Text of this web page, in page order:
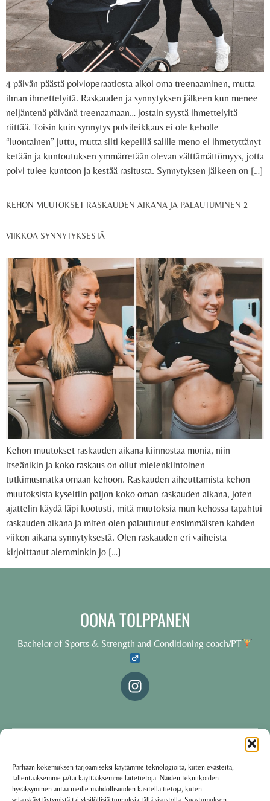
Parhaan kokemuksen tarjoamiseksi käytämme teknologioita, kuten evästeitä,
tallentaaksemme ja/tai käyttääksemme laitetietoja. Näiden tekniikoiden
hyväksyminen antaa meille mahdollisuuden käsitellä tietoja, kuten
4 päivän päästä polvioperaatiosta alkoi oma treenaaminen, mutta
ilman ihmettelyitä. Raskauden ja synnytyksen jälkeen kun menee
neljäntenä päivänä treenaamaan… jostain syystä ihmettelyitä
riittää. Toisin kuin synnytys polvileikkaus ei ole keholle
“luontainen” juttu, mutta silti kepeillä salille meno ei ihmetyttänyt
ketään ja kuntoutuksen ymmärretään olevan välttämättömyys, jotta
polvi tulee kuntoon ja kestää rasitusta. Synnytyksen jälkeen on […]
KEHON MUUTOKSET RASKAUDEN AIKANA JA PALAUTUMINEN 2
VIIKKOA SYNNYTYKSESTÄ
Kehon muutokset raskauden aikana kiinnostaa monia, niin
itseänikin ja koko raskaus on ollut mielenkiintoinen
tutkimusmatka omaan kehoon. Raskauden aiheuttamista kehon
muutoksista kyseltiin paljon koko oman raskauden aikana, joten
ajattelin käydä läpi kootusti, mitä muutoksia mun kehossa tapahtui
raskauden aikana ja miten olen palautunut ensimmäisten kahden
viikon aikana synnytyksestä. Olen raskauden eri vaiheista
kirjoittanut aiemminkin jo […]
OONA TOLPPANEN
Bachelor of Sports & Strength and Conditioning coach/PT
Käyttöehdot·Tietosuojakäytäntö